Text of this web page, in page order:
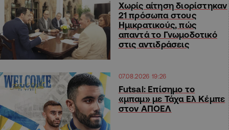
Χωρίς αίτηση διορίστηκαν
21 πρόσωπα στους
Ημικρατικούς, πώς
απαντά το Γνωμοδοτικό
στις αντιδράσεις
07.08.2026 19:26
Futsal: Επίσημο το
«μπαμ» με Τάχα Ελ Κέμπε
στον ΑΠΟΕΛ